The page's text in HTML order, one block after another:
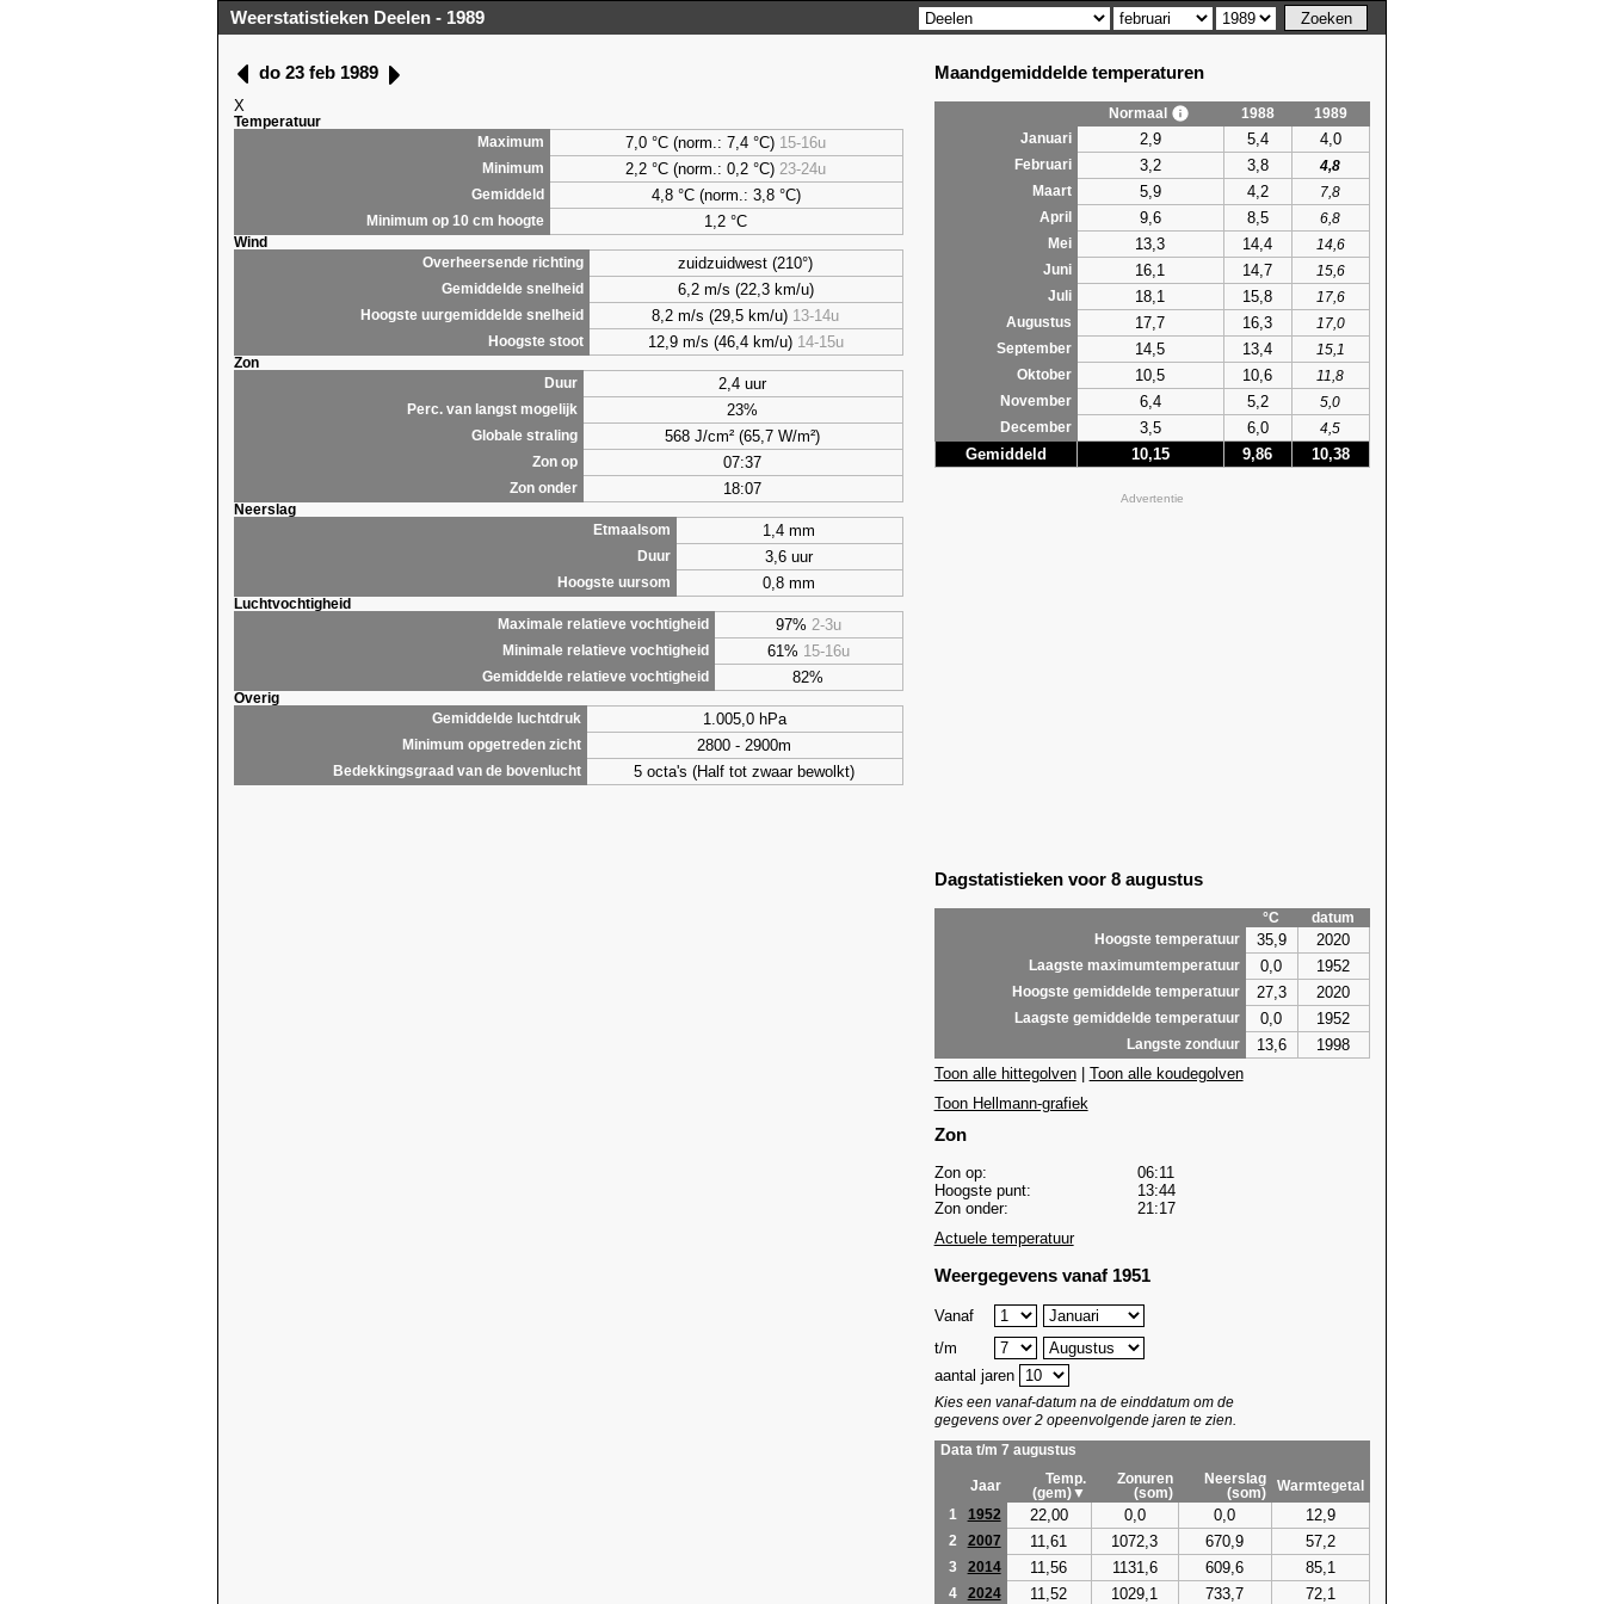
Weerstatistieken Deelen - 1989
do 23 feb 1989
X
Temperatuur
Maximum
7,0 °C (norm.: 7,4 °C) 15-16u
Minimum 2,2 °C (norm.: 0,2 °C) 23-24u
Gemiddeld 4,8 °C (norm.: 3,8 °C)
Minimum op 10 cm hoogte 1,2 °C
Wind
Overheersende richting
zuidzuidwest (210°)
Gemiddelde snelheid 6,2 m/s (22,3 km/u)
Hoogste uurgemiddelde snelheid 8,2 m/s (29,5 km/u) 13-14u
Hoogste stoot 12,9 m/s (46,4 km/u) 14-15u
Zon
Duur
2,4 uur
Perc. van langst mogelijk 23%
Globale straling 568 J/cm² (65,7 W/m²)
Zon op 07:37
Zon onder 18:07
Neerslag
Etmaalsom
1,4 mm
Duur 3,6 uur
Hoogste uursom 0,8 mm
Luchtvochtigheid
Maximale relatieve vochtigheid
97% 2-3u
Minimale relatieve vochtigheid 61% 15-16u
Gemiddelde relatieve vochtigheid 82%
Overig
Gemiddelde luchtdruk
1.005,0 hPa
Minimum opgetreden zicht 2800 - 2900m
Bedekkingsgraad van de bovenlucht 5 octa's (Half tot zwaar bewolkt)
Maandgemiddelde temperaturen
Normaal 1988
1989
Januari
2,9 5,4 4,0
Februari 3,2 3,8
4,8
Maart
5,9 4,2
7,8
April
9,6 8,5
6,8
Mei
13,3 14,4
14,6
Juni
16,1 14,7
15,6
Juli
18,1 15,8
17,6
Augustus
17,7 16,3
17,0
September
14,5 13,4
15,1
Oktober
10,5 10,6
11,8
November
6,4 5,2
5,0
December
3,5 6,0 4,5
Gemiddeld 10,15 9,86 10,38
Advertentie
Dagstatistieken voor 8 augustus
°C
datum
Hoogste temperatuur
35,9 2020
Laagste maximumtemperatuur 0,0 1952
Hoogste gemiddelde temperatuur 27,3 2020
Laagste gemiddelde temperatuur 0,0 1952
Langste zonduur 13,6
1998
Toon alle hittegolven| Toon alle koudegolven
Toon Hellmann-grafiek
Zon
Zon op:
06:11
Hoogste punt:
13:44
Zon onder:
21:17
Actuele temperatuur
Weergegevens vanaf 1951
Vanaf
t/m
aantal jaren
Kies een vanaf-datum na de einddatum om de
gegevens over 2 opeenvolgende jaren te zien.
Data t/m 7 augustus
Jaar
Temp.
(gem)▼
Zonuren
(som)
Neerslag
(som)
Warmtegetal
1
1952 22,00 0,0 0,0 12,9
2 2007 11,61 1072,3 670,9 57,2
3 2014 11,56 1131,6 609,6 85,1
4 2024 11,52 1029,1 733,7 72,1